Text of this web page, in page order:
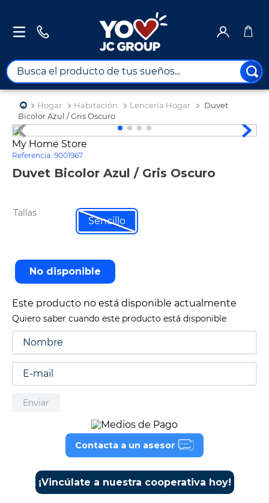
Busca el producto de tus sueños...
Hogar Habitación Lencería Hogar
Duvet
Bicolor Azul / Gris Oscuro
My Home Store
Referencia: 9001967
Duvet Bicolor Azul / Gris Oscuro
Tallas
Sencillo
No disponible
Este producto no está disponible actualmente
Quiero saber cuando este producto está disponible
Enviar
Contacta a un asesor
¡Vincúlate a nuestra cooperativa hoy!
TÉRMINOS MÁS BUSCADOS
1.
combos
2.
maximuebles
3
4.
nevera
turismo
8.
cine
9.
tv
10. alexa echo dot 5